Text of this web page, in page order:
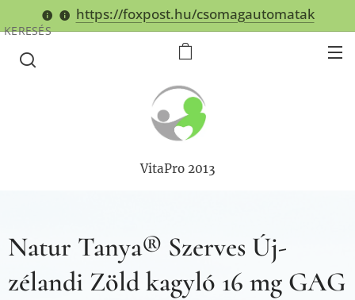
https://foxpost.hu/csomagautomatak
VitaPro 2013
KERESÉS
Natur Tanya® Szerves Új-
zélandi Zöld kagyló 16 mg GAG